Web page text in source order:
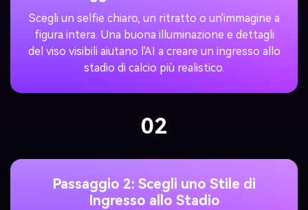
Scegli un selfie chiaro, un ritratto o un'immagine a
figura intera. Una buona illuminazione e dettagli
del viso visibili aiutano l'AI a creare un ingresso allo
stadio di calcio più realistico.
02
Passaggio 2: Scegli uno Stile di
Ingresso allo Stadio